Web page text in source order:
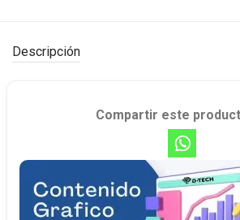
Descripción
Compartir este